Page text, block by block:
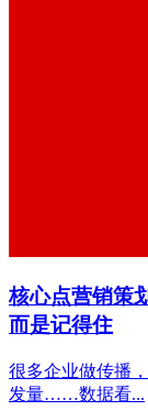
核心点营销策
而是记得住
很多企业做传播
发量……数据看...